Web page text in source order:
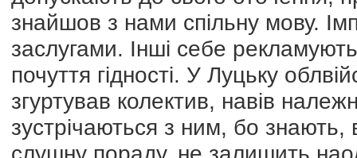
знайшов з нами спільну мову.
заслугами. Інші себе
почуття гідності. У Луцьку
згуртував колектив, навів
зустрічаються з ним, бо знають,